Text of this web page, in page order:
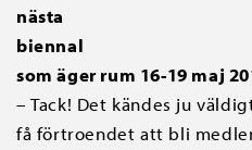
nästa
biennal
som äger rum 16-19 maj
– Tack! Det kändes ju
få förtroendet att bli